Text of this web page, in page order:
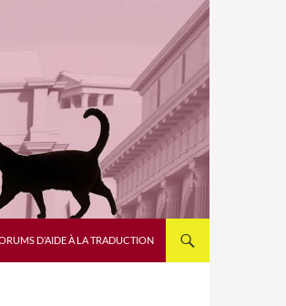
D’AIDE À LA TRADUCTION